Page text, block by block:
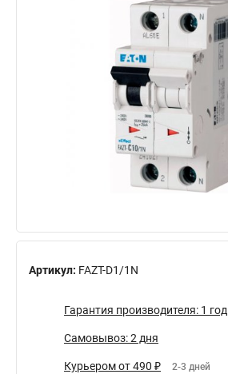
Артикул: FAZT-D1/1N
Гарантия производителя: 1 год
Самовывоз: 2 дня
Курьером от 490 ₽ 2-3 дней